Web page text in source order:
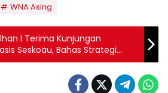
WNA Asing
I Terima Kunjungan
Seskoau, Bahas Strategi